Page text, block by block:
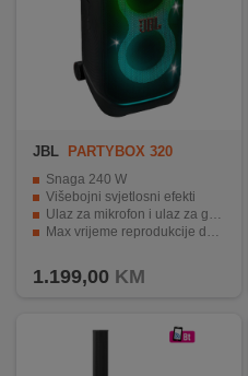
KONTAKT
KUPOVINA
JBL PARTYBOX 320
Snaga 240 W
Višebojni svjetlosni efekti
Ulaz za mikrofon i ulaz za gitaru
Max vrijeme reprodukcije do 18h
1.199,00 KM